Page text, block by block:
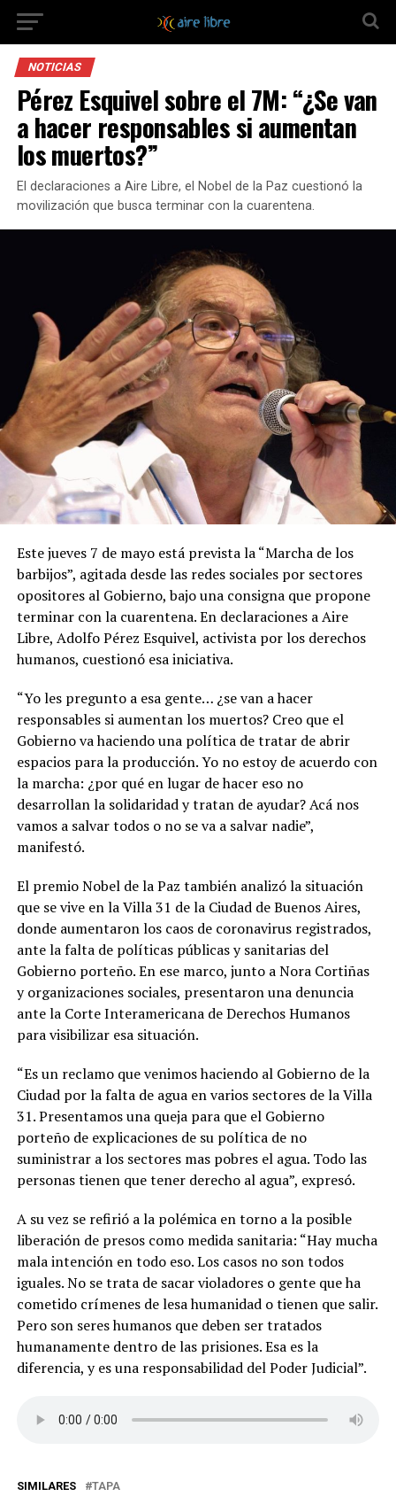
NOTICIAS
Pérez Esquivel sobre el 7M: “¿Se van
a hacer responsables si aumentan
los muertos?”
El declaraciones a Aire Libre, el Nobel de la Paz cuestionó la
movilización que busca terminar con la cuarentena.
Este jueves 7 de mayo está prevista la “Marcha de los
barbijos”, agitada desde las redes sociales por sectores
opositores al Gobierno, bajo una consigna que propone
terminar con la cuarentena. En declaraciones a Aire
Libre, Adolfo Pérez Esquivel, activista por los derechos
humanos, cuestionó esa iniciativa.
“Yo les pregunto a esa gente… ¿se van a hacer
responsables si aumentan los muertos? Creo que el
Gobierno va haciendo una política de tratar de abrir
espacios para la producción. Yo no estoy de acuerdo con
la marcha: ¿por qué en lugar de hacer eso no
desarrollan la solidaridad y tratan de ayudar? Acá nos
vamos a salvar todos o no se va a salvar nadie”,
manifestó.
El premio Nobel de la Paz también analizó la situación
que se vive en la Villa 31 de la Ciudad de Buenos Aires,
donde aumentaron los caos de coronavirus registrados,
ante la falta de políticas públicas y sanitarias del
Gobierno porteño. En ese marco, junto a Nora Cortiñas
y organizaciones sociales, presentaron una denuncia
ante la Corte Interamericana de Derechos Humanos
para visibilizar esa situación.
“Es un reclamo que venimos haciendo al Gobierno de la
Ciudad por la falta de agua en varios sectores de la Villa
31. Presentamos una queja para que el Gobierno
porteño de explicaciones de su política de no
suministrar a los sectores mas pobres el agua. Todo las
personas tienen que tener derecho al agua”, expresó.
A su vez se refirió a la polémica en torno a la posible
liberación de presos como medida sanitaria: “Hay mucha
mala intención en todo eso. Los casos no son todos
iguales. No se trata de sacar violadores o gente que ha
cometido crímenes de lesa humanidad o tienen que salir.
Pero son seres humanos que deben ser tratados
humanamente dentro de las prisiones. Esa es la
diferencia, y es una responsabilidad del Poder Judicial”.
SIMILARES TAPA